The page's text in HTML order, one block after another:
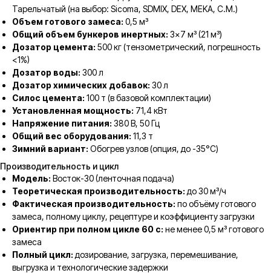
Тарельчатый (на выбор: Sicoma, SDMIX, DEX, MEKA, C.M.)
Объем готового замеса: 0,5 м³
Общий объем бункеров инертных: 3×7 м³ (21 м³)
Дозатор цемента: 500 кг (тензометрический, погрешность
<1%)
Дозатор воды: 300 л
Дозатор химических добавок: 30 л
Силос цемента: 100 т (в базовой комплектации)
Установленная мощность: 71,4 кВт
Напряжение питания: 380 В, 50 Гц
Общий вес оборудования: 11,3 т
Зимний вариант: Обогрев узлов (опция, до -35°С)
Производительность и цикл
Модель: Восток-30 (ленточная подача)
Теоретическая производительность: до 30 м³/ч
Фактическая производительность: по объёму готового
замеса, полному циклу, рецептуре и коэффициенту загрузки
Ориентир при полном цикле 60 с: не менее 0,5 м³ готового
замеса
Полный цикл: дозирование, загрузка, перемешивание,
выгрузка и технологические задержки